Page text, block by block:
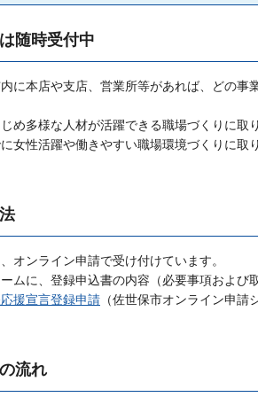
随時受付中
に本店や支店、営業所等があれば、どの事
め多様な人材が活躍できる職場づくりに
女性活躍や働きやすい職場環境づくりに取
オンライン申請で受け付けています。
ムに、登録申込書の内容（必要事項および
援宣言登録申請 （佐世保市オンライン申請
流れ